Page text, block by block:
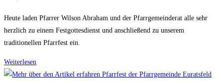
Heute laden Pfarrer Wilson Abraham und der Pfarrgemeinderat alle sehr
herzlich zu einem Festgottesdienst und anschließend zu unserem
traditionellen Pfarrfest ein.
Weiterlesen
der